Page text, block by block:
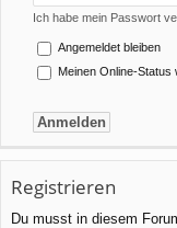
Ich habe mein Passwort
Angemeldet bleiben
Meinen Online-
Registrieren
Du musst in diesem